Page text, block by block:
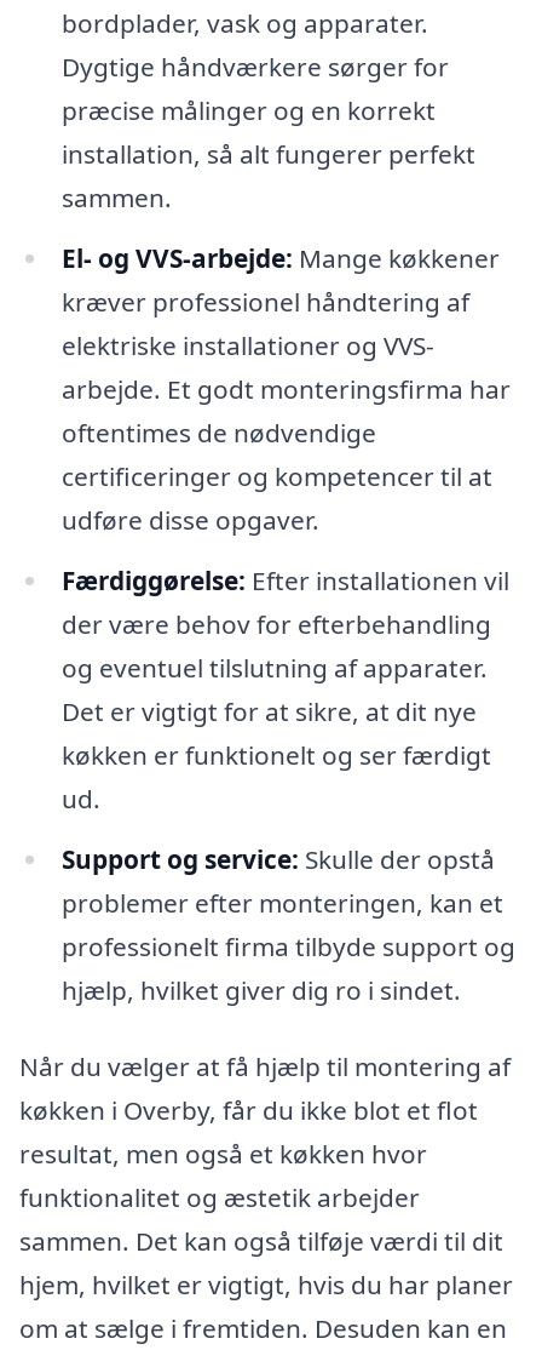
bordplader, vask og apparater.
Dygtige håndværkere sørger for
præcise målinger og en korrekt
installation, så alt fungerer perfekt
sammen.
El- og VVS-arbejde: Mange køkkener
kræver professionel håndtering af
elektriske installationer og VVS-
arbejde. Et godt monteringsfirma har
oftentimes de nødvendige
certificeringer og kompetencer til at
udføre disse opgaver.
Færdiggørelse: Efter installationen vil
der være behov for efterbehandling
og eventuel tilslutning af apparater.
Det er vigtigt for at sikre, at dit nye
køkken er funktionelt og ser færdigt
ud.
Support og service: Skulle der opstå
problemer efter monteringen, kan et
professionelt firma tilbyde support og
hjælp, hvilket giver dig ro i sindet.
Når du vælger at få hjælp til montering af
køkken i Overby, får du ikke blot et flot
resultat, men også et køkken hvor
funktionalitet og æstetik arbejder
sammen. Det kan også tilføje værdi til dit
hjem, hvilket er vigtigt, hvis du har planer
om at sælge i fremtiden. Desuden kan en